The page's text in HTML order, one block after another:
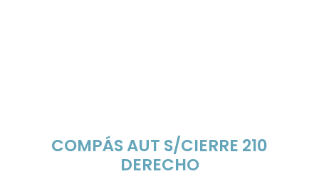
COMPÁS AUT S/CIERRE 210
DERECHO